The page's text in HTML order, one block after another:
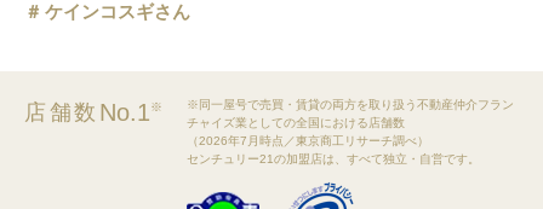
ケインコスギさん
店舗数 No.1※
※同一屋号で売買・賃貸の両方を取り扱う不動産仲介フラン
チャイズ業としての全国における店舗数
（2026年7月時点／東京商工リサーチ調べ）
センチュリー21の加盟店は、すべて独立・自営です。